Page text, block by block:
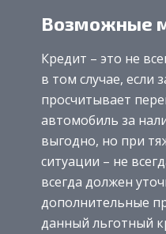
Возможные
Кредит – это не
в том случае, если
просчитывает
автомобиль за
выгодно, но при
ситуации – не
всегда должен
дополнительные
данный льготный